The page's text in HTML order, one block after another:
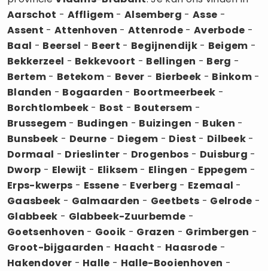
Aarschot - Affligem -Alsemberg - Asse -
Assent - Attenhoven -Attenrode- Averbode -
Baal - Beersel - Beert - Begijnendijk- Beigem -
Bekkerzeel - Bekkevoort - Bellingen - Berg -
Bertem- Betekom - Bever - Bierbeek - Binkom -
Blanden - Bogaarden - Boortmeerbeek -
Borchtlombeek - Bost - Boutersem -
Brussegem- Budingen - Buizingen - Buken -
Bunsbeek - Deurne - Diegem - Diest - Dilbeek -
Dormaal - Drieslinter - Drogenbos - Duisburg -
Dworp - Elewijt - Eliksem - Elingen - Eppegem -
Erps-kwerps - Essene - Everberg - Ezemaal -
Gaasbeek - Galmaarden - Geetbets - Gelrode -
Glabbeek - Glabbeek-Zuurbemde -
Goetsenhoven - Gooik - Grazen - Grimbergen -
Groot-bijgaarden - Haacht - Haasrode -
Hakendover - Halle - Halle-Booienhoven -